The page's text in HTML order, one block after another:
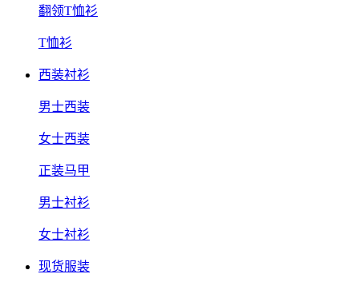
翻领T恤衫
T恤衫
西装衬衫
男士西装
女士西装
正装马甲
男士衬衫
女士衬衫
现货服装